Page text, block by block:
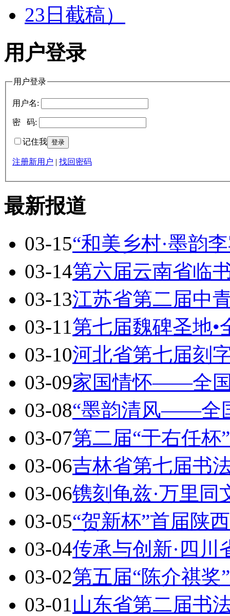
用户登录
用户登录
用户名:
密 码:
记住我
注册新用户 找回密码
最新报道
03-15“和美乡村·墨韵
03-14第六届云南省临
03-13江苏省第二届中
03-11第七届魏碑圣地•
03-10河北省第七届刻
03-09家国情怀——全
03-08“墨韵清风——全
03-07第二届“于右任
03-06吉林省第七届书
03-06镌刻龟兹·万里
03-05“贺新杯”首届陕
03-04传承与创新·四
03-02第五届“陈介祺
03-01山东省第二届书